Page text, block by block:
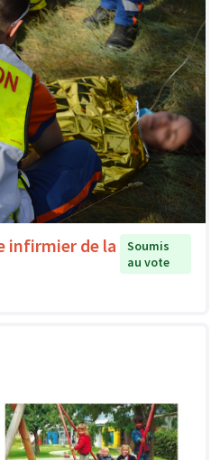
infirmier de la
Soumis
au vote